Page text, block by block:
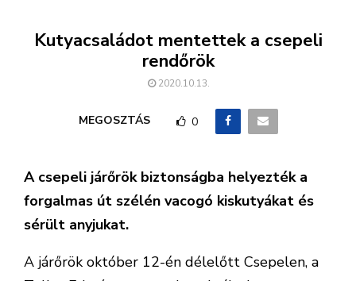
Kutyacsaládot mentettek a csepeli
rendőrök
2020.10.13.
MEGOSZTÁS 0
A csepeli járőrök biztonságba helyezték a
forgalmas út szélén vacogó kiskutyákat és
sérült anyjukat.
A járőrök október 12-én délelőtt Csepelen, a